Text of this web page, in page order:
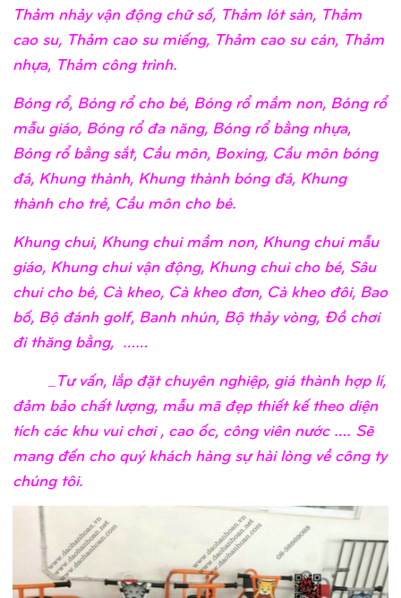
Thảm nhảy vận động chữ số, Thảm lót sàn, Thảm
cao su, Thảm cao su miếng, Thảm cao su cán, Thảm
nhựa, Thảm công trình.
Bóng rổ, Bóng rổ cho bé, Bóng rổ mầm non, Bóng rổ
mẫu giáo, Bóng rổ đa năng, Bóng rổ bằng nhựa,
Bóng rổ bằng sắt, Cầu môn, Boxing, Cầu môn bóng
đá, Khung thành, Khung thành bóng đá, Khung
thành cho trẻ, Cầu môn cho bé.
Khung chui, Khung chui mầm non, Khung chui mẫu
giáo, Khung chui vận động, Khung chui cho bé, Sâu
chui cho bé, Cà kheo, Cà kheo đơn, Cà kheo đôi, Bao
bố, Bộ đánh golf, Banh nhún, Bộ thảy vòng, Đồ chơi
đi thăng bằng, ……
_Tư vấn, lắp đặt chuyên nghiệp, giá thành hợp lí,
đảm bảo chất lượng, mẫu mã đẹp thiết kế theo diện
tích các khu vui chơi , cao ốc, công viên nước …. Sẽ
mang đến cho quý khách hàng sự hài lòng về công ty
chúng tôi.